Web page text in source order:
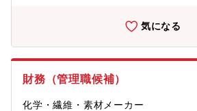
機会も■業務改善やシステム導入など、主体
気になる
財務（管理職候補）
化学・繊維・素材メーカー